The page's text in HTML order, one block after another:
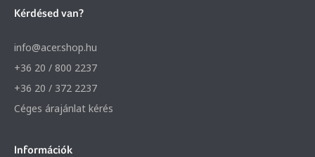
Kérdésed van?
info@acer.shop.hu
+36 20 / 800 2237
+36 20 / 372 2237
Céges árajánlat kérés
Információk